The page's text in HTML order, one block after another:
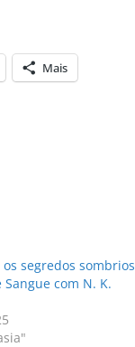
Mais
segredos sombrios
Sangue com N. K.